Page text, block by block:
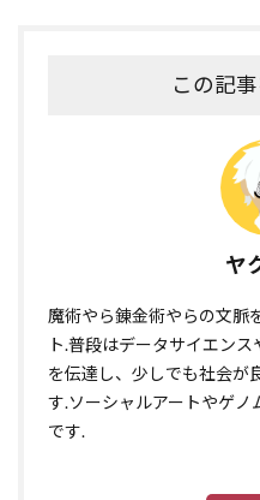
この記
ヤ
魔術やら錬金術やらの文脈
ト.普段はデータサイエンス
を伝達し、少しでも社会が
す.ソーシャルアートやゲ
です.